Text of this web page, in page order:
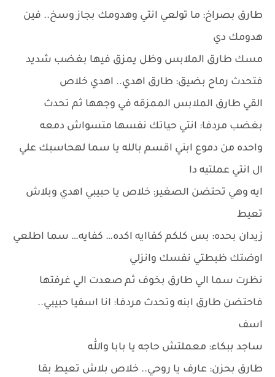
طارق بصراخ: ما تولعي انتي وهدومك بجاز وسخ.. فين
هدومك دي
مسك طارق الملابس وظل يمزق فيها بغضب شديد
فتحدث رماح بضيق: طارق اهدي.. اهدي خلاص
القي طارق الملابس الممزقه في وجهها ثم تحدث
بغضب مردفا: انتي حياتك نفسها متسواش دمعه
واحده من دموع ابني اقسم بالله يا سما لهحاسبك علي
ال انتي عملتيه دا
ايه وهي تحتضن الصغير: خلاص يا حبيبي اهدي وبلاش
تعيط
زيدان بحده: بس كلكم كفاايه اكده… كفايه… سما اطلعي
اوضتك ظبطتي نفسك وانزلي
نظرت سما الي طارق بخوف ثم صعدت الي غرفتها
فاحتضن طارق ابنه وتحدث مردفا: انا اسفيا حبيبي..
اسف
ساجد ببكاء: معملتش حاجه يا بابا والله
طارق بحزن: عارف يا روحي.. خلاص بلاش تعيط بقا